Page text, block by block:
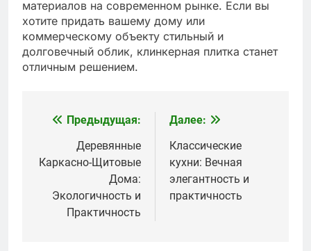
материалов на современном рынке. Если вы
хотите придать вашему дому или
коммерческому объекту стильный и
долговечный облик, клинкерная плитка станет
отличным решением.
Навигация
записям
Предыдущая:
Деревянные
Каркасно-Щитовые
Дома:
Экологичность и
Практичность
Далее:
Классические
кухни: Вечная
элегантность и
практичность